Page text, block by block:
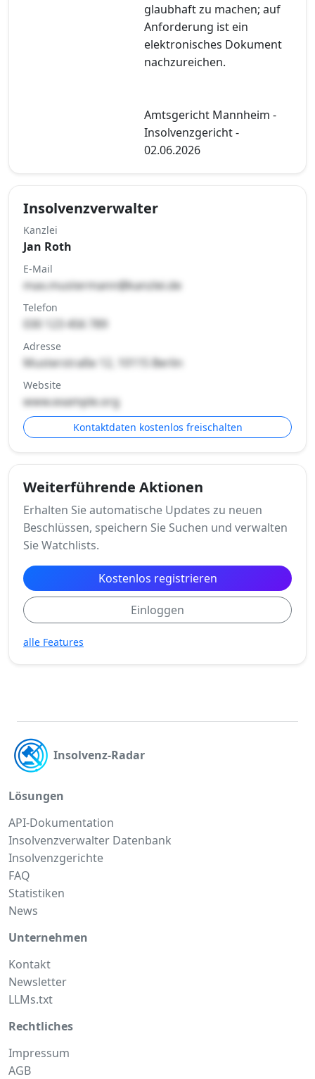
glaubhaft zu machen; auf
Anforderung ist ein
elektronisches Dokument
nachzureichen.
Amtsgericht Mannheim -
Insolvenzgericht -
02.06.2026
Insolvenzverwalter
Kanzlei
Jan Roth
E-Mail
max.mustermann@kanzlei.de
Telefon
030 123 456 789
Adresse
Musterstraße 12, 10115 Berlin
Website
www.example.org
Kontaktdaten kostenlos freischalten
Weiterführende Aktionen
Erhalten Sie automatische Updates zu neuen
Beschlüssen, speichern Sie Suchen und verwalten
Sie Watchlists.
Kostenlos registrieren
Einloggen
alle Features
Insolvenz-Radar
Lösungen
API-Dokumentation
Insolvenzverwalter Datenbank
Insolvenzgerichte
FAQ
Statistiken
News
Unternehmen
Kontakt
Newsletter
LLMs.txt
Rechtliches
Impressum
AGB